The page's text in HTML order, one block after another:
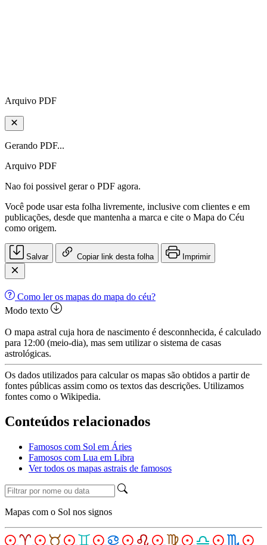
Arquivo PDF
Gerando PDF...
Arquivo PDF
Nao foi possivel gerar o PDF agora.
Você pode usar esta folha livremente, inclusive com clientes e em
publicações, desde que mantenha a marca e cite o Mapa do Céu
como origem.
Salvar Copiar link desta folha Imprimir
Como ler os mapas do mapa do céu?
Modo texto
O mapa astral cuja hora de nascimento é desconnhecida, é calculado
para 12:00 (meio-dia), mas sem utilizar o sistema de casas
astrológicas.
Os dados utilizados para calcular os mapas são obtidos a partir de
fontes públicas assim como os textos das descrições. Utilizamos
fontes como o Wikipedia.
Conteúdos relacionados
Famosos com Sol em Áries
Famosos com Lua em Libra
Ver todos os mapas astrais de famosos
Mapas com o Sol nos signos